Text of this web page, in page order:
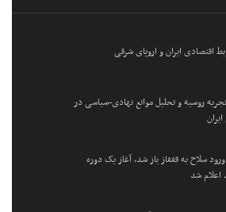
اقتصادی ایران و اروپای شرقی
روسیه و تحلیل موانع نهادی-سیاسی در
سلاح به قفقاز باز شد، آغاز یک دوره
اعلام شد